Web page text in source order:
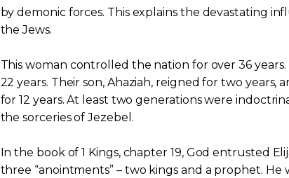
by demonic forces. This explains the devastating
the Jews.
This woman controlled the nation for over 36
22 years. Their son, Ahaziah, reigned for two years,
for 12 years. At least two generations were
the sorceries of Jezebel.
In the book of 1 Kings, chapter 19, God entrusted
three “anointments” – two kings and a prophet. He